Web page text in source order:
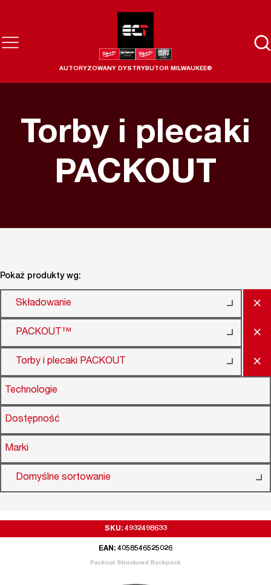
AUTORYZOWANY DYSTRYBUTOR MILWAUKEE®
Torby i plecaki
PACKOUT
Pokaż produkty wg:
Składowanie ×
PACKOUT™ ×
Torby i plecaki PACKOUT ×
Technologie
Dostępność
Marki
Domyślne sortowanie
SKU: 4932498633
EAN: 4058546525026
Packout Structured Backpack